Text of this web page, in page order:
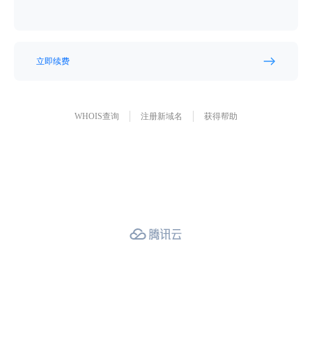
立即续费
WHOIS查询 注册新域名 获得帮助